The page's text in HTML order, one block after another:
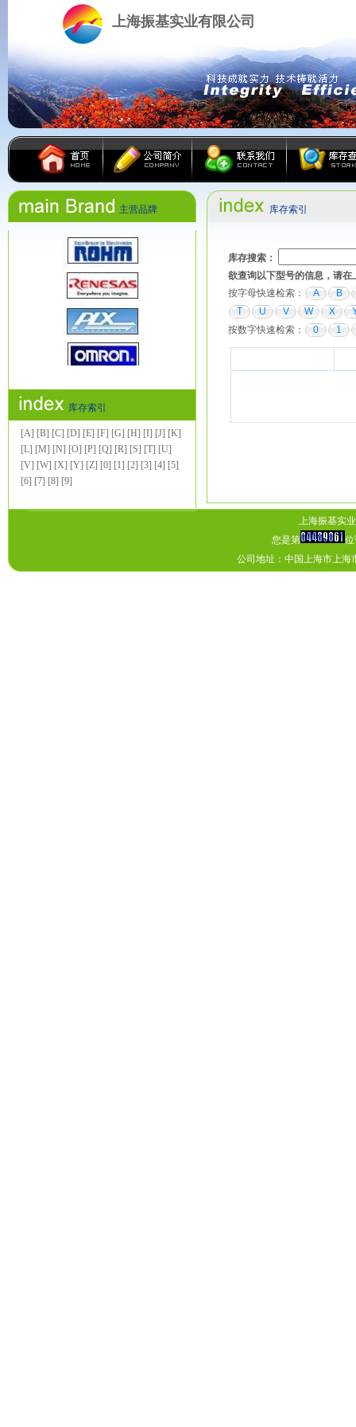
上海振基实业有限公司
主营品牌
库存索引
[A] [B] [C] [D] [E] [F] [G] [H] [I] [J] [K]
[L] [M] [N] [O] [P] [Q] [R] [S] [T] [U]
[V] [W] [X] [Y] [Z] [0] [1] [2] [3] [4] [5]
[6] [7] [8] [9]
库存索引
库存搜索：
欲查询以下型号的信息，请
按字母快速检索：
A
B
T
U V W X
按数字快速检索：
0 1
上海振基实
您是第
公司地址：中国上海市上海